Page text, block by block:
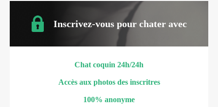
Inscrivez-vous pour chater avec
Chat coquin 24h/24h
Accès aux photos des inscritres
100% anonyme